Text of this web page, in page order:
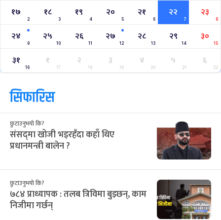
१७
2
१८
3
१९
4
२०
5
२१
6
२२
7
२३
8
२४
9
२५
10
२६
11
२७
12
२८
13
२९
14
३०
15
३१
16
१
17
२
18
३
19
४
20
५
21
६
22
सिफारिस
छुटाउनुभयो कि?
संसद्‌मा खोजी भइरहँदा कहाँ थिए
प्रधानमन्त्री बालेन ?
छुटाउनुभयो कि?
७८४ प्राध्यापक : तलब त्रिविमा बुझ्छन्, काम
निजीमा गर्छन्